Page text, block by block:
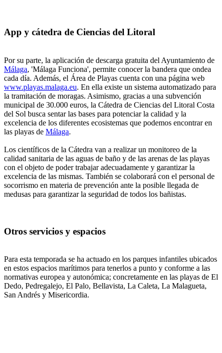
App y cátedra de Ciencias del Litoral
Por su parte, la aplicación de descarga gratuita del Ayuntamiento de
Málaga, 'Málaga Funciona', permite conocer la bandera que ondea
cada día. Además, el Área de Playas cuenta con una página web
www.playas.malaga.eu. En ella existe un sistema automatizado para
la tramitación de moragas. Asimismo, gracias a una subvención
municipal de 30.000 euros, la Cátedra de Ciencias del Litoral Costa
del Sol busca sentar las bases para potenciar la calidad y la
excelencia de los diferentes ecosistemas que podemos encontrar en
las playas de Málaga.
Los científicos de la Cátedra van a realizar un monitoreo de la
calidad sanitaria de las aguas de baño y de las arenas de las playas
con el objeto de poder trabajar adecuadamente y garantizar la
excelencia de las mismas. También se colaborará con el personal de
socorrismo en materia de prevención ante la posible llegada de
medusas para garantizar la seguridad de todos los bañistas.
Otros servicios y espacios
Para esta temporada se ha actuado en los parques infantiles ubicados
en estos espacios marítimos para tenerlos a punto y conforme a las
normativas europea y autonómica; concretamente en las playas de El
Dedo, Pedregalejo, El Palo, Bellavista, La Caleta, La Malagueta,
San Andrés y Misericordia.